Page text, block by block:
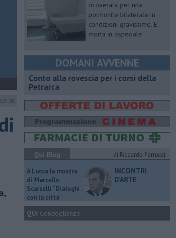
ricoverata per una
polmonite bilaterale in
condizioni gravissime. E'
morta in ospedale
DOMANI AVVENNE
​Conto alla rovescia per i corsi della
Petrarca
Qui Blog
di Riccardo Ferrucci
A Lucca la mostra
di Marcello
Scarselli “Dialoghi
con la città"
INCONTRI
D'ARTE
QUI Condoglianze